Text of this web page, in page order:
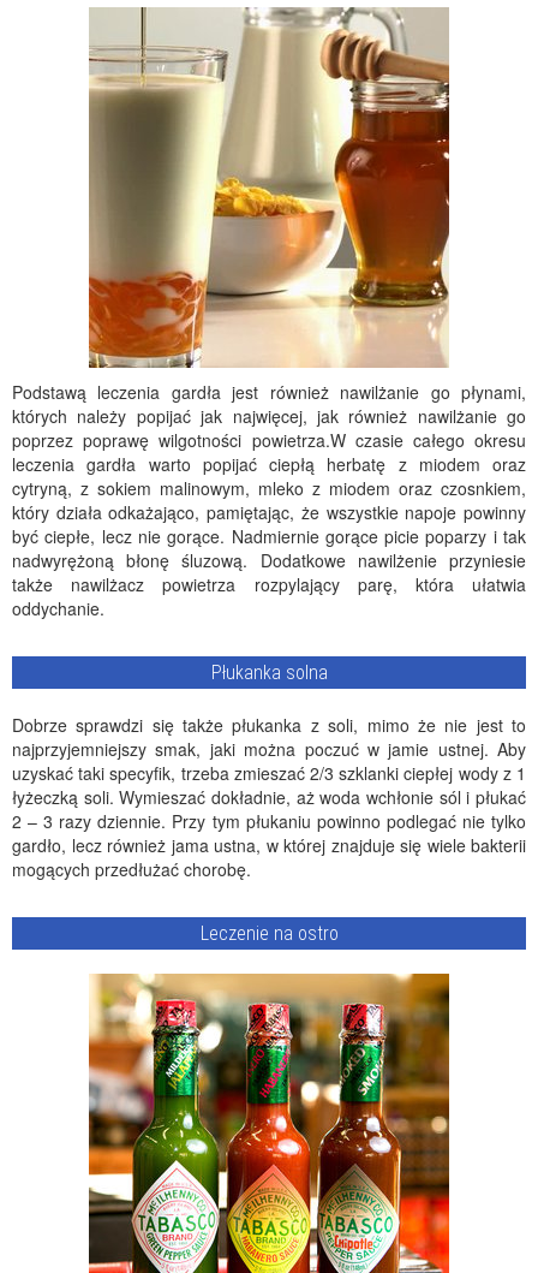
Podstawą leczenia gardła jest również nawilżanie go płynami,
których należy popijać jak najwięcej, jak również nawilżanie go
poprzez poprawę wilgotności powietrza.W czasie całego okresu
leczenia gardła warto popijać ciepłą herbatę z miodem oraz
cytryną, z sokiem malinowym, mleko z miodem oraz czosnkiem,
który działa odkażająco, pamiętając, że wszystkie napoje powinny
być ciepłe, lecz nie gorące. Nadmiernie gorące picie poparzy i tak
nadwyrężoną błonę śluzową. Dodatkowe nawilżenie przyniesie
także nawilżacz powietrza rozpylający parę, która ułatwia
oddychanie.
Płukanka solna
Dobrze sprawdzi się także płukanka z soli, mimo że nie jest to
najprzyjemniejszy smak, jaki można poczuć w jamie ustnej. Aby
uzyskać taki specyfik, trzeba zmieszać 2/3 szklanki ciepłej wody z 1
łyżeczką soli. Wymieszać dokładnie, aż woda wchłonie sól i płukać
2 – 3 razy dziennie. Przy tym płukaniu powinno podlegać nie tylko
gardło, lecz również jama ustna, w której znajduje się wiele bakterii
mogących przedłużać chorobę.
Leczenie na ostro